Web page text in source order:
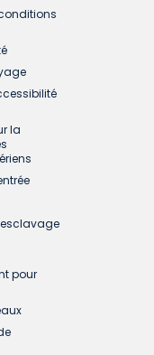
la
pour